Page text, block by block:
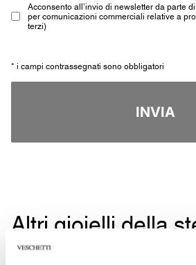
Acconsento all’invio di newsletter da parte
per comunicazioni commerciali relative a
terzi)
* i campi contrassegnati sono obbligatori
INVIA
Altri gioielli della
tipologia